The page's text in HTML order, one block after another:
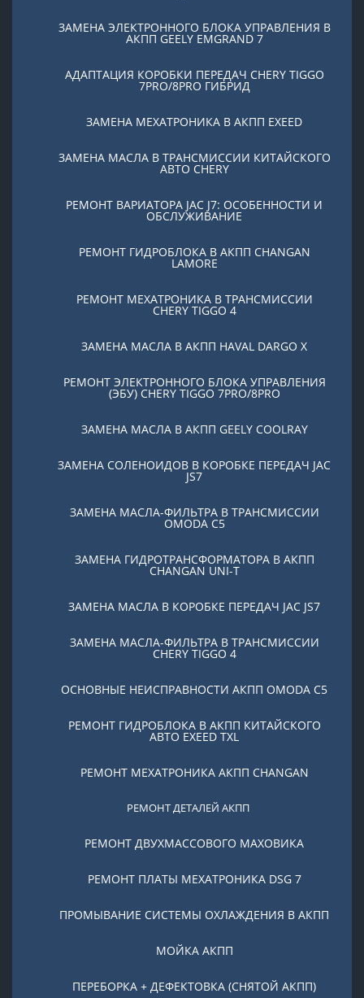
ЗАМЕНА ЭЛЕКТРОННОГО БЛОКА УПРАВЛЕНИЯ В
АКПП GEELY EMGRAND 7
АДАПТАЦИЯ КОРОБКИ ПЕРЕДАЧ CHERY TIGGO
7PRO/8PRO ГИБРИД
ЗАМЕНА МЕХАТРОНИКА В АКПП EXEED
ЗАМЕНА МАСЛА В ТРАНСМИССИИ КИТАЙСКОГО
АВТО CHERY
РЕМОНТ ВАРИАТОРА JAC J7: ОСОБЕННОСТИ И
ОБСЛУЖИВАНИЕ
РЕМОНТ ГИДРОБЛОКА В АКПП CHANGAN
LAMORE
РЕМОНТ МЕХАТРОНИКА В ТРАНСМИССИИ
CHERY TIGGO 4
ЗАМЕНА МАСЛА В АКПП HAVAL DARGO X
РЕМОНТ ЭЛЕКТРОННОГО БЛОКА УПРАВЛЕНИЯ
(ЭБУ) CHERY TIGGO 7PRO/8PRO
ЗАМЕНА МАСЛА В АКПП GEELY COOLRAY
ЗАМЕНА СОЛЕНОИДОВ В КОРОБКЕ ПЕРЕДАЧ JAC
JS7
ЗАМЕНА МАСЛА-ФИЛЬТРА В ТРАНСМИССИИ
OMODA C5
ЗАМЕНА ГИДРОТРАНСФОРМАТОРА В АКПП
CHANGAN UNI-T
ЗАМЕНА МАСЛА В КОРОБКЕ ПЕРЕДАЧ JAC JS7
ЗАМЕНА МАСЛА-ФИЛЬТРА В ТРАНСМИССИИ
CHERY TIGGO 4
ОСНОВНЫЕ НЕИСПРАВНОСТИ АКПП OMODA C5
РЕМОНТ ГИДРОБЛОКА В АКПП КИТАЙСКОГО
АВТО EXEED TXL
РЕМОНТ МЕХАТРОНИКА АКПП CHANGAN
РЕМОНТ ДЕТАЛЕЙ АКПП
РЕМОНТ ДВУХМАССОВОГО МАХОВИКА
РЕМОНТ ПЛАТЫ МЕХАТРОНИКА DSG 7
ПРОМЫВАНИЕ СИСТЕМЫ ОХЛАЖДЕНИЯ В АКПП
МОЙКА АКПП
ПЕРЕБОРКА + ДЕФЕКТОВКА (СНЯТОЙ АКПП)